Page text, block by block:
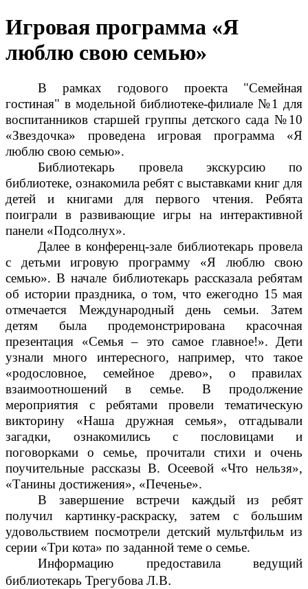
Игровая программа «Я
люблю свою семью»
В рамках годового проекта "Семейная
гостиная" в модельной библиотеке-филиале №1 для
воспитанников старшей группы детского сада №10
«Звездочка» проведена игровая программа «Я
люблю свою семью».
Библиотекарь провела экскурсию по
библиотеке, ознакомила ребят с выставками книг для
детей и книгами для первого чтения. Ребята
поиграли в развивающие игры на интерактивной
панели «Подсолнух».
Далее в конференц-зале библиотекарь провела
с детьми игровую программу «Я люблю свою
семью». В начале библиотекарь рассказала ребятам
об истории праздника, о том, что ежегодно 15 мая
отмечается Международный день семьи. Затем
детям была продемонстрирована красочная
презентация «Семья – это самое главное!». Дети
узнали много интересного, например, что такое
«родословное, семейное древо», о правилах
взаимоотношений в семье. В продолжение
мероприятия с ребятами провели тематическую
викторину «Наша дружная семья», отгадывали
загадки, ознакомились с пословицами и
поговорками о семье, прочитали стихи и очень
поучительные рассказы В. Осеевой «Что нельзя»,
«Танины достижения», «Печенье».
В завершение встречи каждый из ребят
получил картинку-раскраску, затем с большим
удовольствием посмотрели детский мультфильм из
серии «Три кота» по заданной теме о семье.
Информацию предоставила ведущий
библиотекарь Трегубова Л.В.